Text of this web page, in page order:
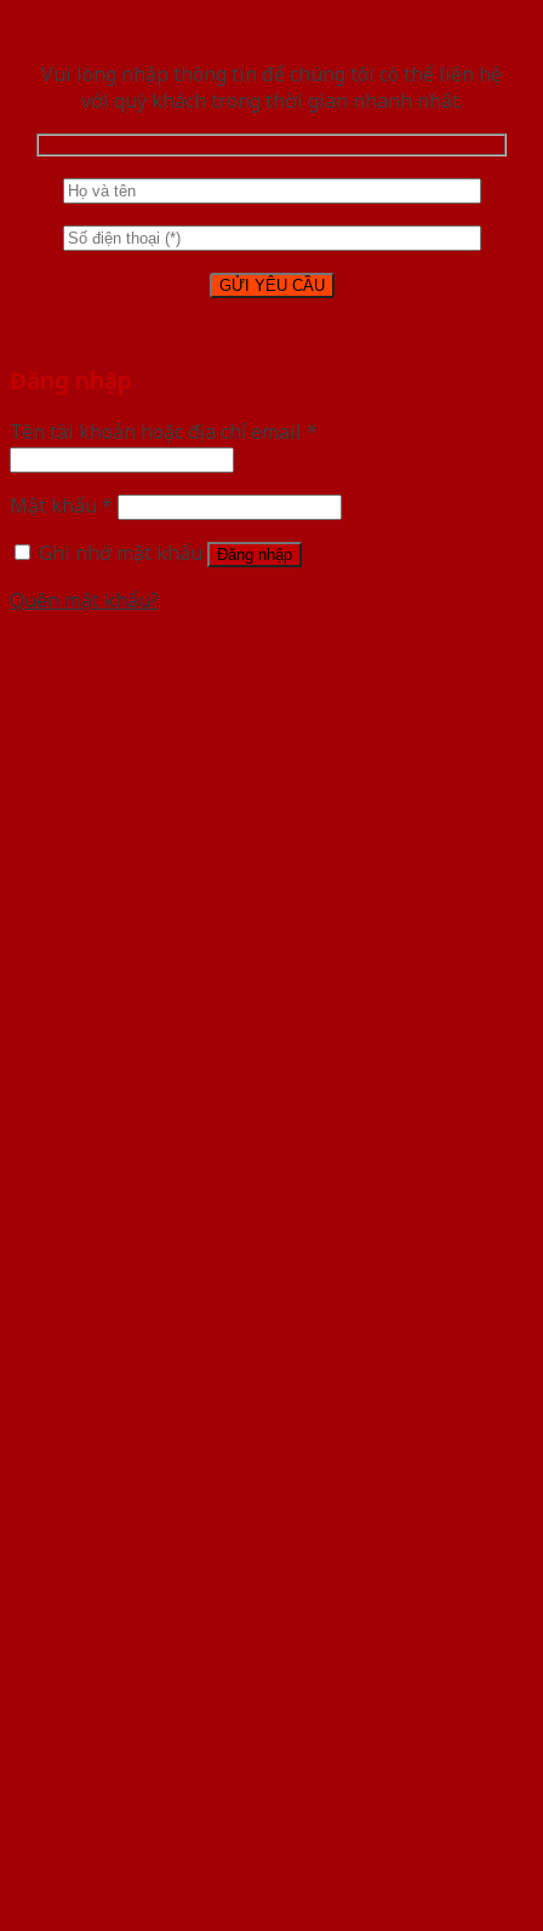
Vui lòng nhập thông tin để chúng tôi có thể liên hệ
với quý khách trong thời gian nhanh nhất.
Đăng nhập
Tên tài khoản hoặc địa chỉ email *
Mật khẩu *
Ghi nhớ mật khẩu
Đăng nhập
Quên mật khẩu?